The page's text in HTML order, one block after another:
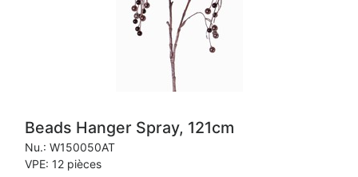
Beads Hanger Spray, 121cm
Nu.: W150050AT
VPE: 12 pièces